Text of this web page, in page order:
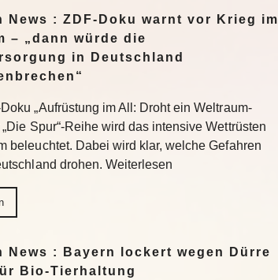
News : ZDF-Doku warnt vor Krieg im
– „dann würde die
in Deutschland
Doku „Aufrüstung im All: Droht ein Weltraum-
„Die Spur“-Reihe wird das intensive Wettrüsten
beleuchtet. Dabei wird klar, welche Gefahren
drohen. Weiterlesen
News : Bayern lockert wegen Dürre
Bio-Tierhaltung